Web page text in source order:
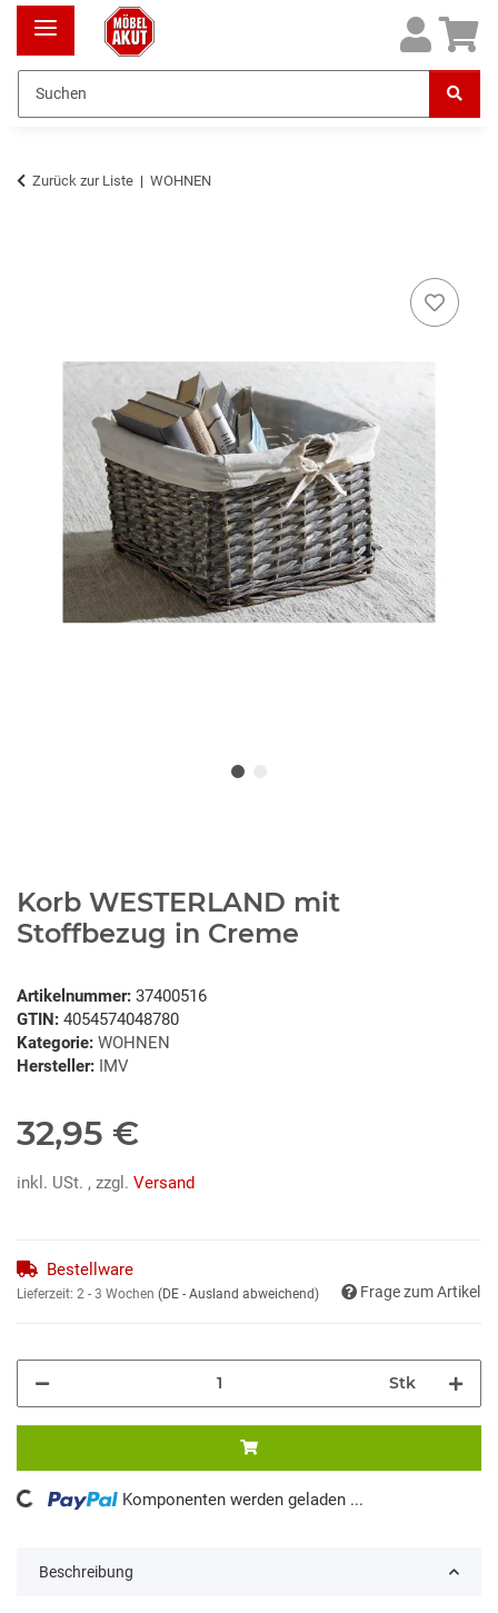
Zurück zur Liste WOHNEN
Korb WESTERLAND mit
Stoffbezug in Creme
Artikelnummer: 37400516
GTIN: 4054574048780
Kategorie: WOHNEN
Hersteller: IMV
32,95 €
inkl. USt. , zzgl. Versand
Bestellware
Lieferzeit: 2 - 3 Wochen (DE - Ausland abweichend) Frage zum Artikel
Stk
Komponenten werden geladen ...
Beschreibung